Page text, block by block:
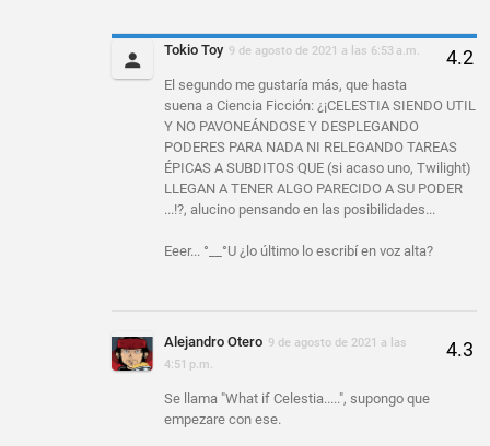
Tokio Toy 9 de agosto de 2021 a las 6:53 a.m.
El segundo me gustaría más, que hasta
suena a Ciencia Ficción: ¿¡CELESTIA SIENDO UTIL
Y NO PAVONEÁNDOSE Y DESPLEGANDO
PODERES PARA NADA NI RELEGANDO TAREAS
ÉPICAS A SUBDITOS QUE (si acaso uno, Twilight)
LLEGAN A TENER ALGO PARECIDO A SU PODER
...!?, alucino pensando en las posibilidades...
Eeer... °__°U ¿lo último lo escribí en voz alta?
Alejandro Otero 9 de agosto de 2021 a las
4:51 p.m.
Se llama "What if Celestia.....", supongo que
empezare con ese.